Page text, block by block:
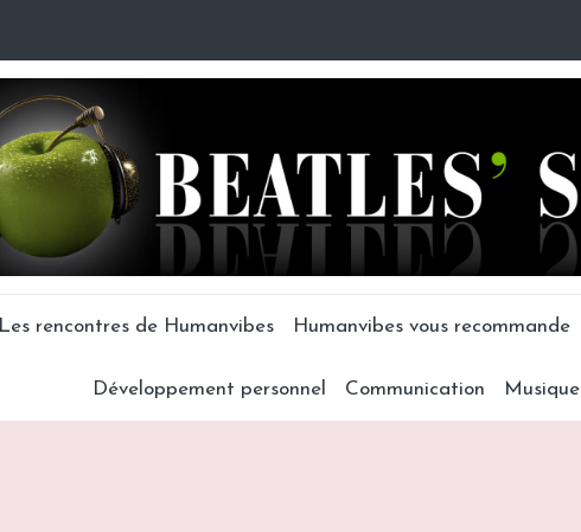
Les rencontres de Humanvibes Humanvibes vous recommande
Développement personnel Communication Musique